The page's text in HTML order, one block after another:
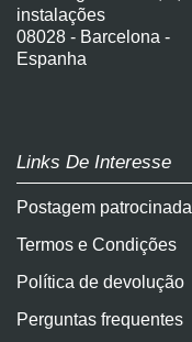
instalações
08028 - Barcelona -
Espanha
Links De Interesse
Postagem patrocinada
Termos e Condições
Política de devolução
Perguntas frequentes